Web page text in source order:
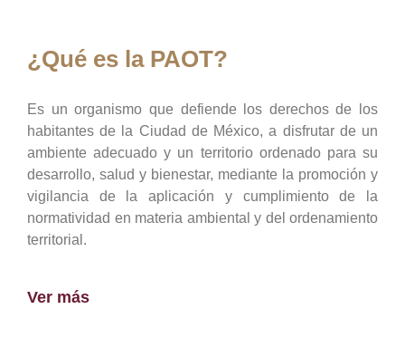
¿Qué es la PAOT?
Es un organismo que defiende los derechos de los
habitantes de la Ciudad de México, a disfrutar de un
ambiente adecuado y un territorio ordenado para su
desarrollo, salud y bienestar, mediante la promoción y
vigilancia de la aplicación y cumplimiento de la
normatividad en materia ambiental y del ordenamiento
territorial.
Ver más